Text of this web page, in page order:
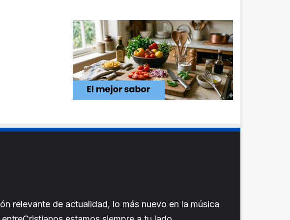
relevante de actualidad, lo más nuevo en la música